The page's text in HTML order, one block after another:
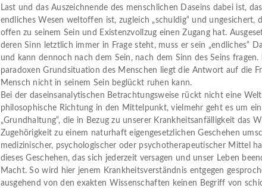
Last und das Auszeichnende des menschlichen Daseins dabei ist,
endliches Wesen weltoffen ist, zugleich „schuldig“ und ungesichert,
offen zu seinem Sein und Existenzvollzug einen Zugang hat.
deren Sinn letztlich immer in Frage steht, muss er sein „endliches“
und kann dennoch nach dem Sein, nach dem Sinn des Seins fragen.
paradoxen Grundsituation des Menschen liegt die Antwort auf die
Mensch nicht in seinem Sein beglückt ruhen kann.
Bei der daseinsanalytischen Betrachtungsweise rückt nicht eine
philosophische Richtung in den Mittelpunkt, vielmehr geht es um
„Grundhaltung“, die in Bezug zu unserer Krankheitsanfälligkeit das
Zugehörigkeit zu einem naturhaft eigengesetzlichen Geschehen
medizinischer, psychologischer oder psychotherapeutischer Mittel
dieses Geschehen, das sich jederzeit versagen und unser Leben
Macht. So wird hier jenem Krankheitsverständnis entgegen
ausgehend von den exakten Wissenschaften keinen Begriff von